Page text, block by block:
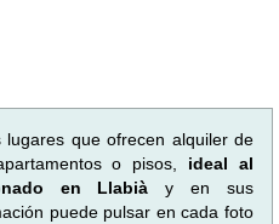
que ofrecen alquiler de
o pisos, ideal al
en Llabià y en sus
puede pulsar en cada foto